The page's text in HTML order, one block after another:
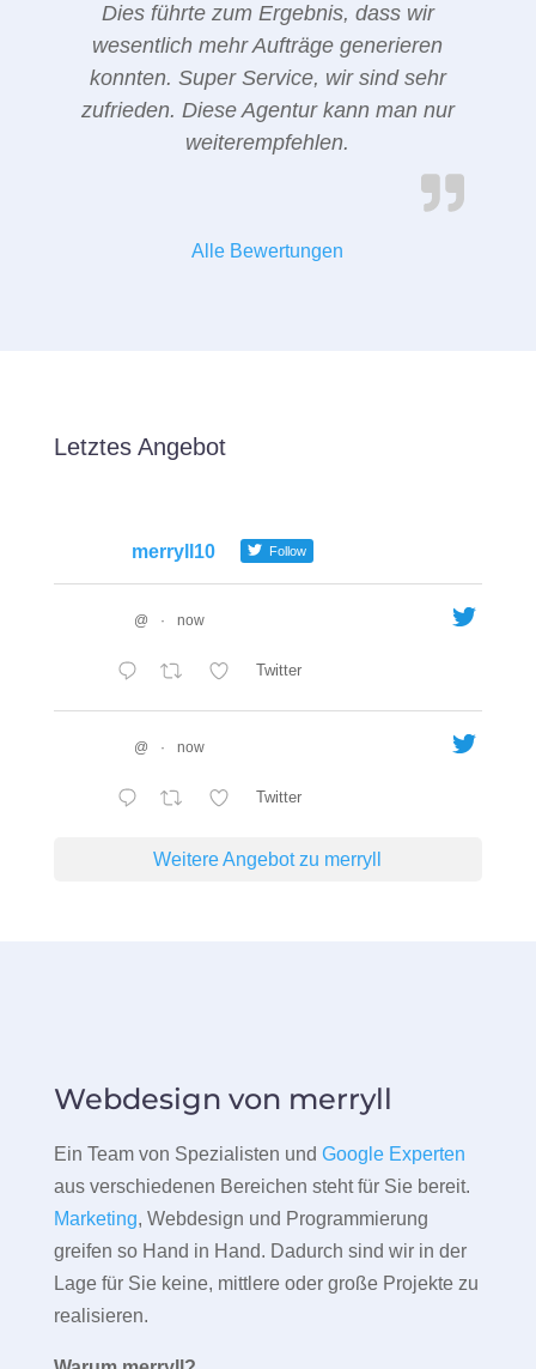
Dies führte zum Ergebnis, dass wir
wesentlich mehr Aufträge generieren
konnten. Super Service, wir sind sehr
zufrieden. Diese Agentur kann man nur
weiterempfehlen.
Alle Bewertungen
Letztes Angebot
merryll10 Follow
@ · now
Twitter
@ · now
Twitter
Weitere Angebot zu merryll
Webdesign von merryll
Ein Team von Spezialisten und Google Experten
aus verschiedenen Bereichen steht für Sie bereit.
Marketing, Webdesign und Programmierung
greifen so Hand in Hand. Dadurch sind wir in der
Lage für Sie keine, mittlere oder große Projekte zu
realisieren.